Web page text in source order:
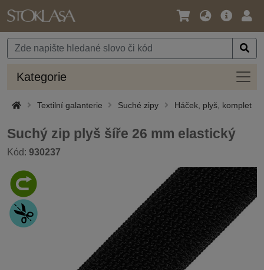
Jazyk
Měna
Hlavní
Kategorie
Textilní galanterie Suché zipy Háček, plyš, komplet
Suchý zip plyš šíře 26 mm elastický
Kód: 930237